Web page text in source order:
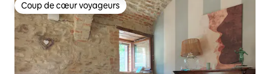
Coup de cœur voyageurs
Coup de cœur voyageurs